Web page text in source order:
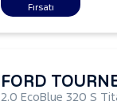
Fırsatı
FORD
2.0 EcoBlue 320 S